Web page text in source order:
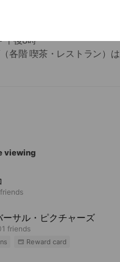
午後8時
各階 喫茶・レストラン）は
間が異なります。
viewing
ーサル・ピクチャーズ
friends
Reward card